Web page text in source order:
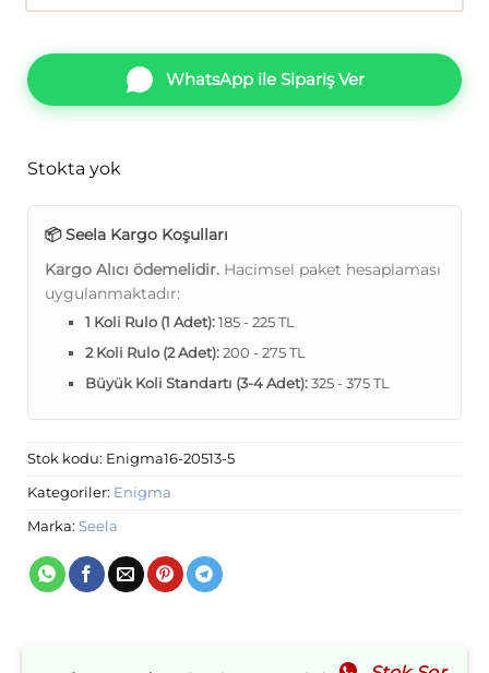
WhatsApp ile Sipariş Ver
Stokta yok
📦 Seela Kargo Koşulları
Kargo Alıcı ödemelidir. Hacimsel paket hesaplaması
uygulanmaktadır:
1 Koli Rulo (1 Adet):185 - 225 TL
2 Koli Rulo (2 Adet):200 - 275 TL
Büyük Koli Standartı (3-4 Adet):325 - 375 TL
Stok kodu: Enigma16-20513-5
Kategoriler: Enigma
Marka: Seela